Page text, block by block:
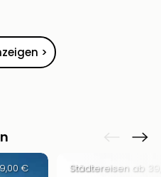
>
€ Städtereisen ab